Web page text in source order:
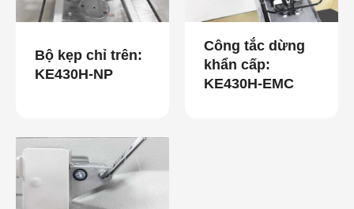
Bộ kẹp chỉ trên:
KE430H-NP
Công tắc dừng
khẩn cấp:
KE430H-EMC